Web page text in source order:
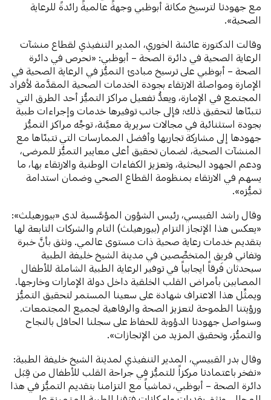
مع جهودنا لترسيخ مكانة أبوظبي وجهةً عالميةً رائدةً للرعاية
الصحية».
وقالت الدكتورة عائشة الخوري، المدير التنفيذي لقطاع منشآت
الرعاية الصحية في دائرة الصحة – أبوظبي: «نحرص في دائرة
الصحة – أبوظبي على ترسيخ مبادئ التميُّز في الرعاية الصحية في
الإمارة ومواصلة الارتقاء بجودة الخدمات الصحية المقدَّمة لأفراد
المجتمع في الإمارة، ويعدُّ تفعيل مراكز التميُّز أحد الطرق التي
نتبنّاها لتحقيق ذلك؛ فإلى جانب توفيرها خدمات وإجراءات طبية
بجودة استثنائية في مجالات سريرية معيَّنة، توجِّه مراكز التميُّز
جهودها إلى مشاركة تجاربها وأفضل الممارسات التي تتبنّاها مع
المنشآت الصحية، لضمان تحقيق أعلى معايير التميُّز للمرضى،
ودعم الجهود البحثية، وتعزيز الكفاءات الوطنية والارتقاء بها، ما
يسهم في الارتقاء بمنظومة القطاع الصحي وضمان استدامة
تميُّزه».
وقال راشد القبيسي، رئيس الشؤون المؤسَّسية لدى «بيورهيلث»:
«يعكس هذا الإنجاز التزام (بيورهيلث) التام والشركات التابعة لها
بتقديم خدمات رعاية صحية ذات مستوى عالمي. ونثق بأنَّ خبرة
وتفاني فريق المتخصِّصين في مدينة الشيخ خليفة الطبية
سيحدثان فَرقاً ايجابياً في توفير الرعاية الطبية الشاملة للأطفال
المصابين بأمراض القلب الخلقية داخل دولة الإمارات وخارجها.
ويمثِّل هذا الاعتراف شهادة على سعينا المستمر لتحقيق التميُّز
ورؤيتنا الطموحة لتعزيز الصحة والرفاهية لجميع المجتمعات.
وسنواصل جهودنا الدؤوبة للحفاظ على سجلنا الحافل بالنجاح
والتميُّز، وتحقيق المزيد من الإنجازات».
وقال بدر القبيسي، المدير التنفيذي لمدينة الشيخ خليفة الطبية:
«نفخر باعتمادنا مركزاً للتميُّز في جراحة القلب للأطفال من قِبَل
دائرة الصحة – أبوظبي، تماشياً مع التزامنا بتقديم التميُّز في هذا